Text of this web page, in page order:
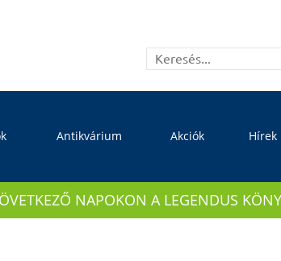
Antikvárium Akciók Hírek
NAPOKON A LEGENDUS